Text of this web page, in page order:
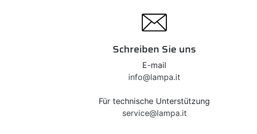
Schreiben Sie uns
E-mail
info@lampa.it
Für technische Unterstützung
service@lampa.it